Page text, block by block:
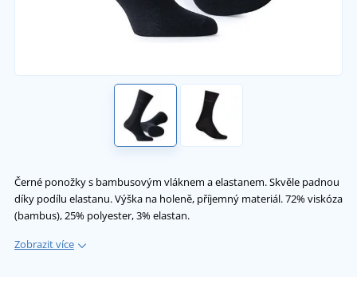
Černé ponožky s bambusovým vláknem a elastanem. Skvěle padnou
díky podílu elastanu. Výška na holeně, příjemný materiál. 72% viskóza
(bambus), 25% polyester, 3% elastan.
Zobrazit více